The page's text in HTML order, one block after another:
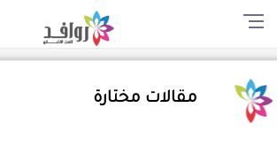
الرئيسية سياسة الخصوصية
مقالات مختارة